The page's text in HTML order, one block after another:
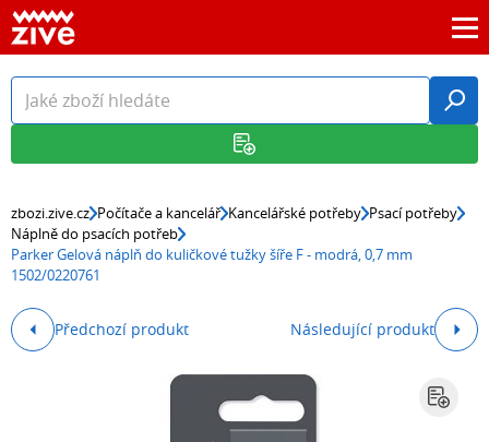
zbozi.zive.cz Počítače a kancelář Kancelářské potřeby Psací potřeby
Náplně do psacích potřeb
Parker Gelová náplň do kuličkové tužky šíře F - modrá, 0,7 mm
1502/0220761
Předchozí produkt Následující produkt